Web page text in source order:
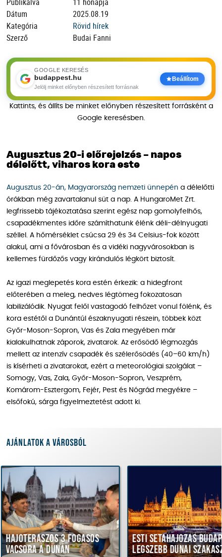
Dátum
2025.08.19
Kategória
Rövid hírek
Szerző
Budai Fanni
GOOGLE KERESÉS
budappest.hu
Jelölj minket előnyben részesített forrásnak
Beállítom
Kattints, és állíts be minket előnyben részesített forrásként a
Google keresésben.
Augusztus 20-i előrejelzés – napos
délelőtt, viharos kora este
Augusztus 20-án, Magyarország nemzeti ünnepén a délelőtti
órákban még zavartalanul süt a nap. A HungaroMet Zrt.
legfrissebb tájékoztatása szerint egész nap gomolyfelhős,
csapadékmentes időre számíthatunk élénk déli-délnyugati
széllel. A hőmérséklet csúcsa 29 és 34 Celsius-fok között
alakul, ami a fővárosban és a vidéki nagyvárosokban is
kellemes fürdőzős vagy kirándulós légkört biztosít.
Az igazi meglepetés kora estén érkezik: a hidegfront
előterében a meleg, nedves légtömeg fokozatosan
labilizálódik. Nyugat felől vastagodó felhőzet vonul fölénk, és
kora estétől a Dunántúl északnyugati részein, többek közt
Győr-Moson-Sopron, Vas és Zala megyében már
kialakulhatnak záporok, zivatarok. Az erősödő légmozgás
mellett az intenzív csapadék és szélerősödés (40–60 km/h)
is kísérheti a zivatarokat, ezért a meteorológiai szolgálat –
Somogy, Vas, Zala, Győr-Moson-Sopron, Veszprém,
Komárom-Esztergom, Fejér, Pest és Nógrád megyékre –
elsőfokú, sárga figyelmeztetést adott ki.
Ajánlatok a városból
3 fogásos
Esti sétahajózás Budapest
legszebb dunai szakaszán